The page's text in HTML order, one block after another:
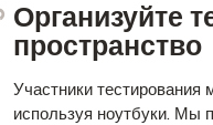
Организуйте
пространство
Участники тестирования
используя ноутбуки. Мы